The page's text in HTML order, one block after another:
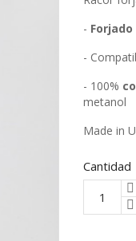
- Forjado
-
- 100%
metanol
Made in
Cantidad